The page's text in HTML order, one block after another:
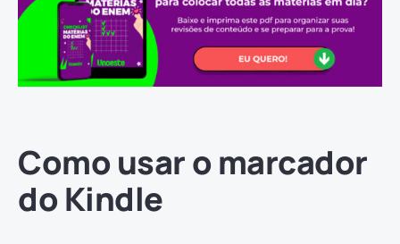
Como usar o marcador
do Kindle